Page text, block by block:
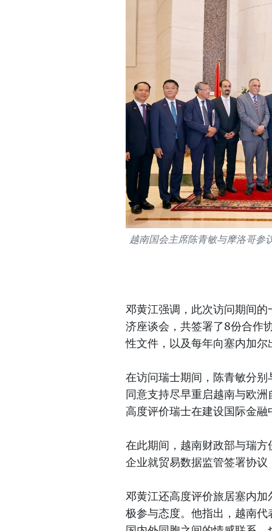
越南国会主席陈青敏与摩洛哥参
邓黄江强调，此次访问期间
济座谈会，共签署了8份合作
性文件，以及每年向塞内加
在访问瑞士期间，陈青敏分
同意支持尽早重启越南与欧
高度评价瑞士在建设国际金
在此期间，越南财政部与瑞
企业就贸易数据监管签署协
邓黄江还高度评价旅居塞内
极参与态度。他指出，越南